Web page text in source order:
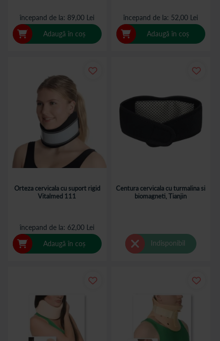
începand de la 89,00 Lei
Adaugă în coș
începand de la 52,00 Lei
Adaugă în coș
Orteza cervicala cu suport rigid
Vitalmed 111
începand de la 62,00 Lei
Adaugă în coș
Centura cervicala cu turmalina si
biomagneti, Tianjin
Indisponibil